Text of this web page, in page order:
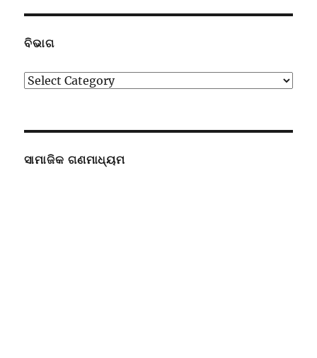
ବିଭାଗ
ବିଭାଗ
ସାମାଜିକ ଗଣମାଧ୍ୟମ